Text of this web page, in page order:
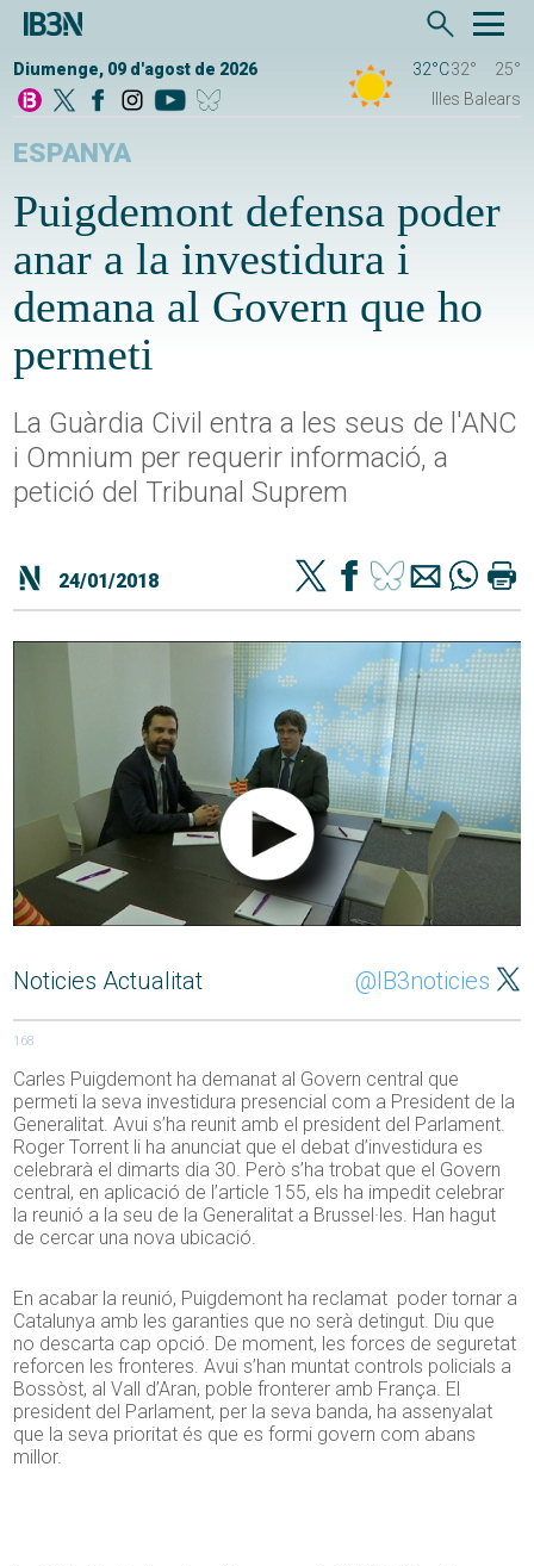
Diumenge, 09 d'agost de 2026 32°C32°
25°
Illes Balears
ESPANYA
Puigdemont defensa poder
anar a la investidura i
demana al Govern que ho
permeti
La Guàrdia Civil entra a les seus de l'ANC
i Omnium per requerir informació, a
petició del Tribunal Suprem
24/01/2018
Noticies Actualitat @IB3noticies
168
Carles Puigdemont ha demanat al Govern central que
permeti la seva investidura presencial com a President de la
Generalitat. Avui s’ha reunit amb el president del Parlament.
Roger Torrent li ha anunciat que el debat d’investidura es
celebrarà el dimarts dia 30. Però s’ha trobat que el Govern
central, en aplicació de l’article 155, els ha impedit celebrar
la reunió a la seu de la Generalitat a Brussel·les. Han hagut
de cercar una nova ubicació.
En acabar la reunió, Puigdemont ha reclamat poder tornar a
Catalunya amb les garanties que no serà detingut. Diu que
no descarta cap opció. De moment, les forces de seguretat
reforcen les fronteres. Avui s’han muntat controls policials a
Bossòst, al Vall d’Aran, poble fronterer amb França. El
president del Parlament, per la seva banda, ha assenyalat
que la seva prioritat és que es formi govern com abans
millor.